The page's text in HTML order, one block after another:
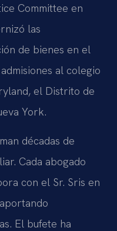
Committee en
las
de bienes en el
al colegio
el Distrito de
York.
décadas de
Cada abogado
con el Sr. Sris en
El bufete ha